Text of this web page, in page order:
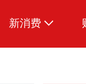
新消费